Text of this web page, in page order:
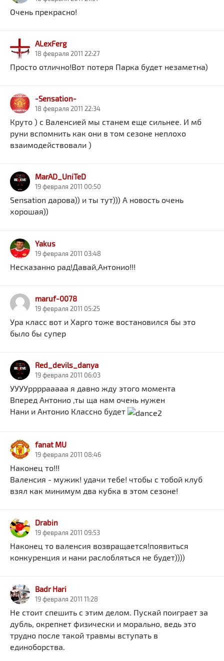
Очень прекрасно!
ALexFerg
18 февраля 2011 22:27
Просто отлично!Вот потеря Парка будет незаметна)
-Sensation-
18 февраля 2011 22:34
Круто ) с Валенсией мы станем еще сильнее. И мб
руни вспомнить как они в том сезоне неплохо
взаимодействовали )
MarAD_UniTeD
19 февраля 2011 00:50
Sensation дарова)) и ты тут))) А новость очень
хорошая))
Yakus
19 февраля 2011 03:48
Несказанно рад!Давай,Антонио!!!
maruf-0078
19 февраля 2011 05:25
Ура класс вот и Харго тоже востановился бы это
было бы супер
Red_devils_danya
19 февраля 2011 06:03
УУУУррррааааа я давно жду этого момента
Вперед Антонио ,ты ща нам очень нужен
Нани и Антонио Классно будет
fanat MU
19 февраля 2011 08:46
Наконец то!!!
Валенсия - мужик! удачи тебе! чтобы с тобой клуб
взял как минимум два кубка в этом сезоне!
Drabin
19 февраля 2011 09:53
Наконец то валенсия возвращается!появиться
конкуренция и нани раслобляться не будет))))
Badr Hari
19 февраля 2011 11:28
Не стоит спешить с этим делом. Пускай поиграет за
дубль, окрепнет физически и морально, ведь это
трудно после такой травмы вступать в
единоборства.